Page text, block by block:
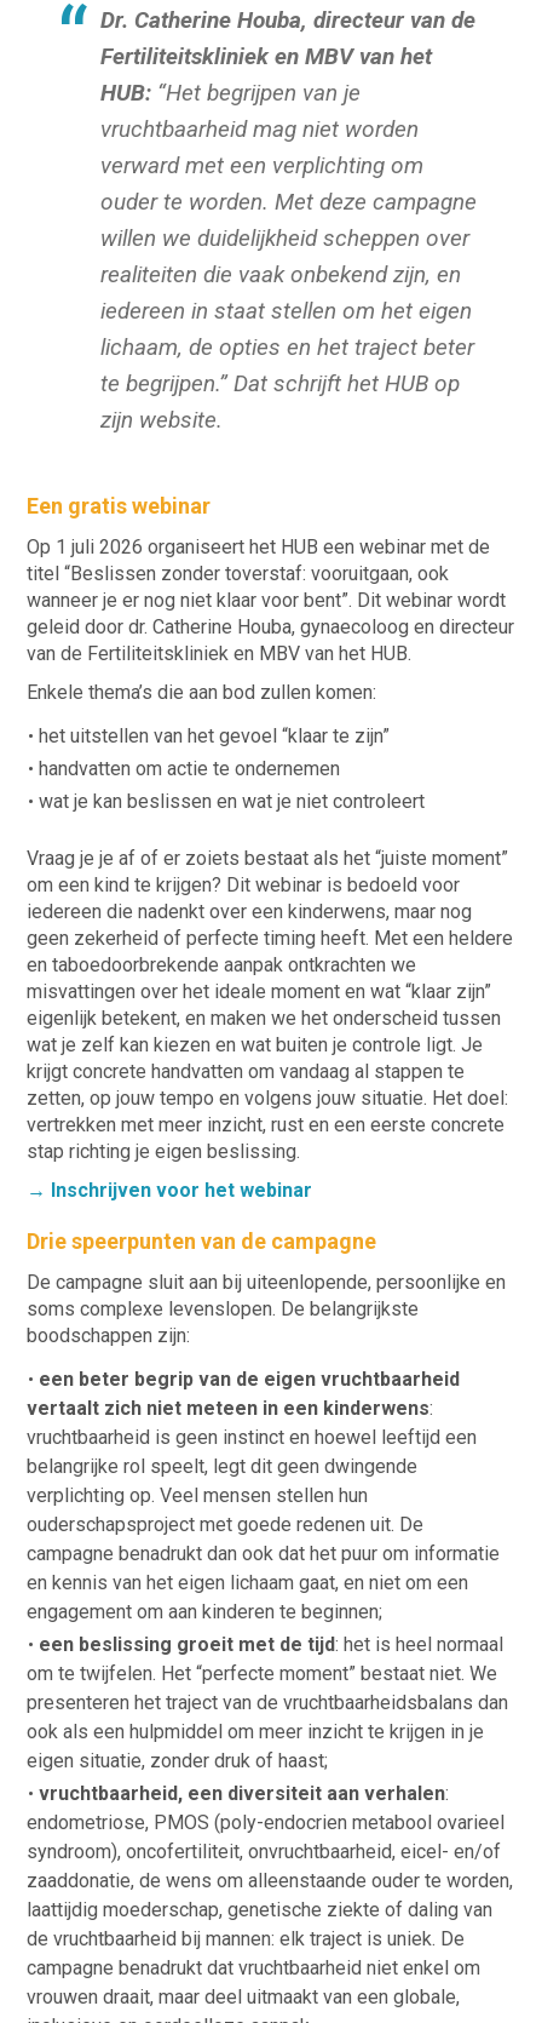
Dr. Catherine Houba, directeur van de
Fertiliteitskliniek en MBV van het
HUB: “Het begrijpen van je
vruchtbaarheid mag niet worden
verward met een verplichting om
ouder te worden. Met deze campagne
willen we duidelijkheid scheppen over
realiteiten die vaak onbekend zijn, en
iedereen in staat stellen om het eigen
lichaam, de opties en het traject beter
te begrijpen.”Dat schrijft het HUB op
zijn website.
Een gratis webinar
Op 1 juli 2026 organiseert het HUB een webinar met de
titel “Beslissen zonder toverstaf: vooruitgaan, ook
wanneer je er nog niet klaar voor bent”. Dit webinar wordt
geleid door dr. Catherine Houba, gynaecoloog en directeur
van de Fertiliteitskliniek en MBV van het HUB.
Enkele thema’s die aan bod zullen komen:
het uitstellen van het gevoel “klaar te zijn”
handvatten om actie te ondernemen
wat je kan beslissen en wat je niet controleert
Vraag je je af of er zoiets bestaat als het “juiste moment”
om een kind te krijgen? Dit webinar is bedoeld voor
iedereen die nadenkt over een kinderwens, maar nog
geen zekerheid of perfecte timing heeft. Met een heldere
en taboedoorbrekende aanpak ontkrachten we
misvattingen over het ideale moment en wat “klaar zijn”
eigenlijk betekent, en maken we het onderscheid tussen
wat je zelf kan kiezen en wat buiten je controle ligt. Je
krijgt concrete handvatten om vandaag al stappen te
zetten, op jouw tempo en volgens jouw situatie. Het doel:
vertrekken met meer inzicht, rust en een eerste concrete
stap richting je eigen beslissing.
→ Inschrijven voor het webinar
Drie speerpunten van de campagne
De campagne sluit aan bij uiteenlopende, persoonlijke en
soms complexe levenslopen. De belangrijkste
boodschappen zijn:
een beter begrip van de eigen vruchtbaarheid
vertaalt zich niet meteen in een kinderwens:
vruchtbaarheid is geen instinct en hoewel leeftijd een
belangrijke rol speelt, legt dit geen dwingende
verplichting op. Veel mensen stellen hun
ouderschapsproject met goede redenen uit. De
campagne benadrukt dan ook dat het puur om informatie
en kennis van het eigen lichaam gaat, en niet om een
engagement om aan kinderen te beginnen;
een beslissing groeit met de tijd: het is heel normaal
om te twijfelen. Het “perfecte moment” bestaat niet. We
presenteren het traject van de vruchtbaarheidsbalans dan
ook als een hulpmiddel om meer inzicht te krijgen in je
eigen situatie, zonder druk of haast;
vruchtbaarheid, een diversiteit aan verhalen:
endometriose, PMOS (poly-endocrien metabool ovarieel
syndroom), oncofertiliteit, onvruchtbaarheid, eicel- en/of
zaaddonatie, de wens om alleenstaande ouder te worden,
laattijdig moederschap, genetische ziekte of daling van
de vruchtbaarheid bij mannen: elk traject is uniek. De
campagne benadrukt dat vruchtbaarheid niet enkel om
vrouwen draait, maar deel uitmaakt van een globale,